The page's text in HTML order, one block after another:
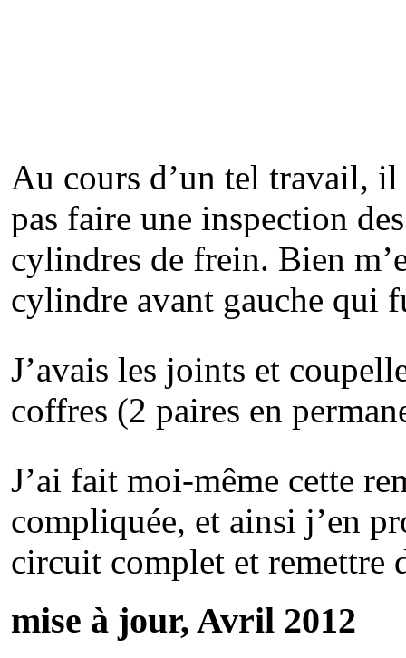
Au cours d’un tel travail, il
pas faire une inspection
cylindres de frein. Bien
cylindre avant gauche qui
J’avais les joints et
coffres (2 paires en
J’ai fait moi-même cette
compliquée, et ainsi j’en
circuit complet et remettre
mise à jour, Avril 2012